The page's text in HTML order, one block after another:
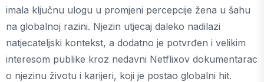
imala ključnu ulogu u promjeni percepcije žena u šahu
na globalnoj razini. Njezin utjecaj daleko nadilazi
natjecateljski kontekst, a dodatno je potvrđen i velikim
interesom publike kroz nedavni Netflixov dokumentarac
o njezinu životu i karijeri, koji je postao globalni hit.